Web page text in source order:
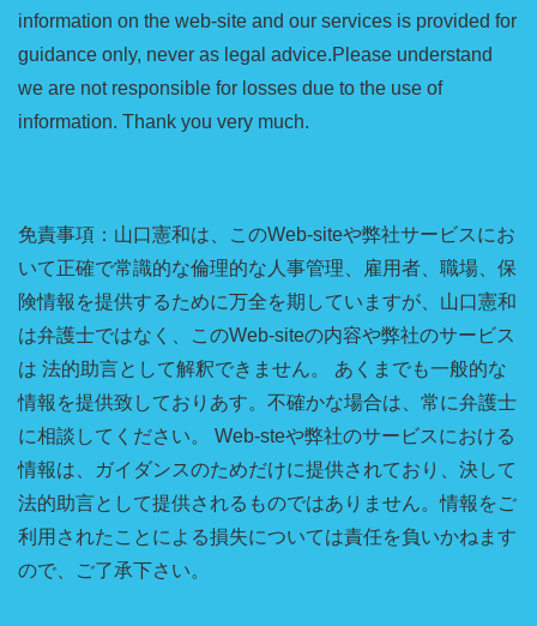
information on the web-site and our services is provided for
guidance only, never as legal advice.Please understand
we are not responsible for losses due to the use of
information. Thank you very much.
免責事項：山口憲和は、このWeb-siteや弊社サービスにお
いて正確で常識的な倫理的な人事管理、雇用者、職場、保
険情報を提供するために万全を期していますが、山口憲和
は弁護士ではなく、このWeb-siteの内容や弊社のサービス
は 法的助言として解釈できません。 あくまでも一般的な
情報を提供致しておりあす。不確かな場合は、常に弁護士
に相談してください。 Web-steや弊社のサービスにおける
情報は、ガイダンスのためだけに提供されており、決して
法的助言として提供されるものではありません。情報をご
利用されたことによる損失については責任を負いかねます
ので、ご了承下さい。